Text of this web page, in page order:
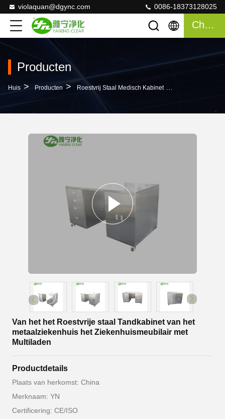
violaquan@dgync.com 0086-18373128025
Chatten
Producten
Huis > Producten > Roestvrij Staal Medisch Kabinet >
Van het het Roestvrije staal Tandkabinet van het
metaalziekenhuis het Ziekenhuismeubilair met
Multiladen
Productdetails
Plaats van herkomst: China
Merknaam: YN
Certificering: CE/ISO